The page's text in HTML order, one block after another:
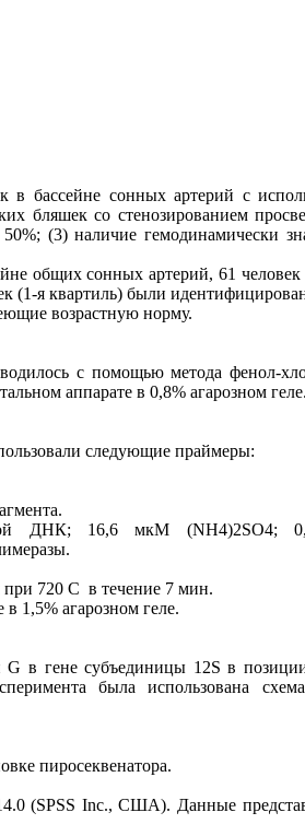
в бассейне сонных артерий с
бляшек со стенозированием
(3) наличие гемодинамически
общих сонных артерий, 61
я квартиль) были
возрастную норму.
с помощью метода фенол-
аппарате в 0,8% агарозном геле.
следующие праймеры:
ДНК; 16,6 мкМ (NH4)2SO4;
при 720 C в течение 7 мин.
1,5% агарозном геле.
гене субъединицы 12S в
была использована
пиросеквенатора.
(SPSS Inc., США). Данные